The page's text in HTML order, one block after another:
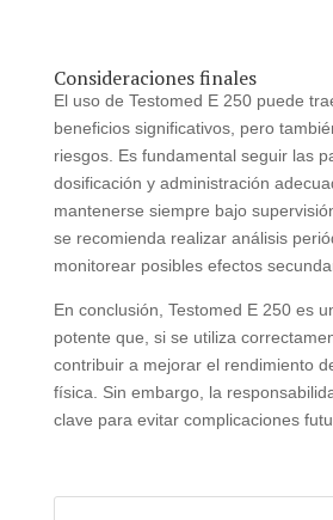
Consideraciones finales
El uso de Testomed E 250 puede
beneficios significativos, pero
riesgos. Es fundamental seguir las
dosificación y administración
mantenerse siempre bajo
se recomienda realizar análisis
monitorear posibles efectos
En conclusión, Testomed E 250 es
potente que, si se utiliza
contribuir a mejorar el rendimiento
física. Sin embargo, la
clave para evitar complicaciones